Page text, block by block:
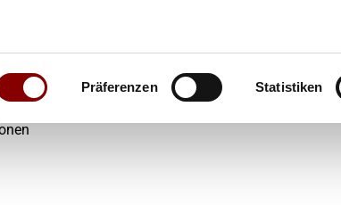
Präferenzen Statistiken